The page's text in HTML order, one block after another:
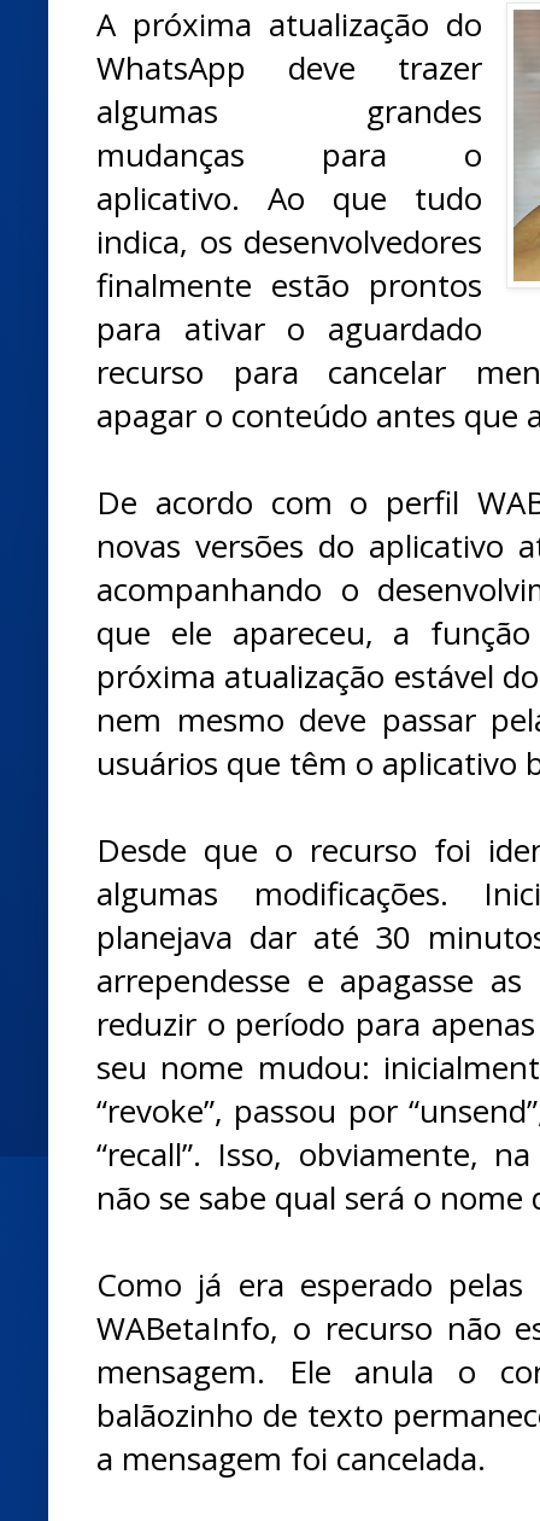
A próxima atualização do
WhatsApp deve trazer
algumas grandes
mudanças para o
aplicativo. Ao que tudo
indica, os desenvolvedores
finalmente estão prontos
para ativar o aguardado
recurso para cancelar
apagar o conteúdo antes que
De acordo com o perfil
novas versões do aplicativo
acompanhando o
que ele apareceu, a
próxima atualização estável
nem mesmo deve passar
usuários que têm o aplicativo
Desde que o recurso foi
algumas modificações.
planejava dar até 30
arrependesse e apagasse
reduzir o período para
seu nome mudou:
“revoke”, passou por
“recall”. Isso, obviamente,
não se sabe qual será o
Como já era esperado
WABetaInfo, o recurso não
mensagem. Ele anula o
balãozinho de texto
a mensagem foi cancelada.